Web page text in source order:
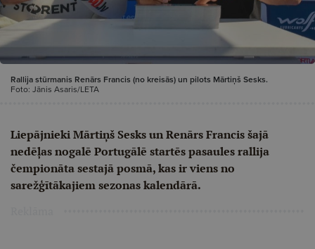
Rallija stūrmanis Renārs Francis (no kreisās) un pilots Mārtiņš Sesks.
Foto: Jānis Asaris/LETA
Liepājnieki Mārtiņš Sesks un Renārs Francis šajā
nedēļas nogalē Portugālē startēs pasaules rallija
čempionāta sestajā posmā, kas ir viens no
sarežģītākajiem sezonas kalendārā.